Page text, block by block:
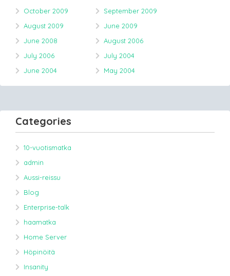
October 2009
September 2009
August 2009
June 2009
June 2008
August 2006
July 2006
July 2004
June 2004
May 2004
Categories
10-vuotismatka
admin
Aussi-reissu
Blog
Enterprise-talk
haamatka
Home Server
Höpinöitä
Insanity